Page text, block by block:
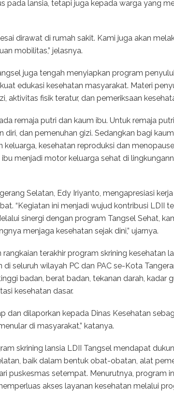
pada lansia, tetapi juga kepada warga yang
dirawat di rumah sakit. Kami juga akan
mobilitas,” jelasnya.
juga tengah menyiapkan program
edukasi kesehatan masyarakat. Materi
aktivitas fisik teratur, dan pemeriksaan
remaja putri dan kaum ibu. Untuk remaja
dan pemenuhan gizi. Sedangkan bagi kaum
kesehatan reproduksi dan
menjadi motor keluarga sehat di
Selatan, Edy Iriyanto, mengapresiasi
“Kegiatan ini menjadi wujud kontribusi LDII
sinergi dengan program Tangsel Sehat,
menjaga kesehatan sejak dini,” ujarnya.
terakhir program skrining kesehatan
seluruh wilayah PC dan PAC se-Kota
badan, berat badan, tekanan darah, kadar
kesehatan dasar.
dan dilaporkan kepada Dinas Kesehatan
di masyarakat,” katanya.
skrining lansia LDII Tangsel mendapat
baik dalam bentuk obat-obatan, alat
puskesmas setempat. Menurutnya, program
akses layanan kesehatan melalui